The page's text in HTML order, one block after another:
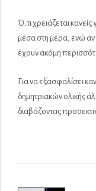
Ό,τι χρειάζεται κανείς
μέσα στη μέρα, ενώ αν
έχουν ακόμη
Για να εξασφαλίσει
δημητριακών ολικής
διαβάζοντας